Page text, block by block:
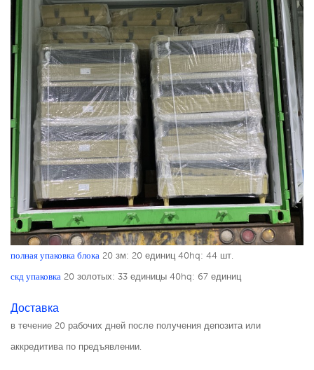
полная упаковка блока 20 зм: 20 единиц 40hq: 44 шт.
скд упаковка 20 золотых: 33 единицы 40hq: 67 единиц
Доставка
в течение 20 рабочих дней после получения депозита или
аккредитива по предъявлении.